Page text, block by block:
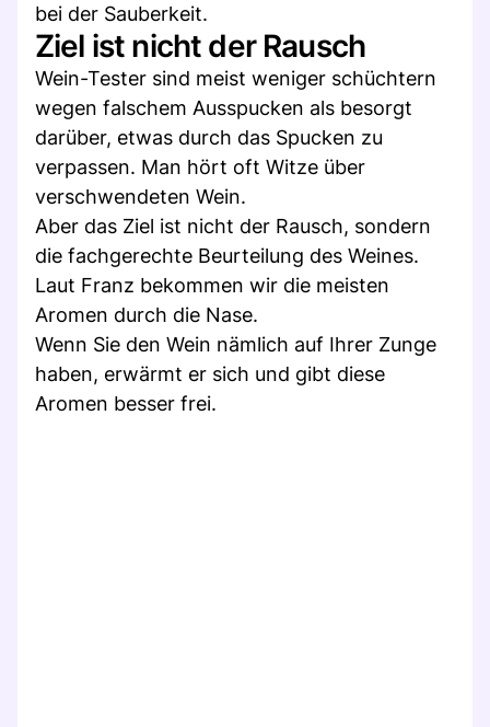
bei der Sauberkeit.
Ziel ist nicht der Rausch
Wein-Tester sind meist weniger schüchtern
wegen falschem Ausspucken als besorgt
darüber, etwas durch das Spucken zu
verpassen. Man hört oft Witze über
verschwendeten Wein.
Aber das Ziel ist nicht der Rausch, sondern
die fachgerechte Beurteilung des Weines.
Laut Franz bekommen wir die meisten
Aromen durch die Nase.
Wenn Sie den Wein nämlich auf Ihrer Zunge
haben, erwärmt er sich und gibt diese
Aromen besser frei.